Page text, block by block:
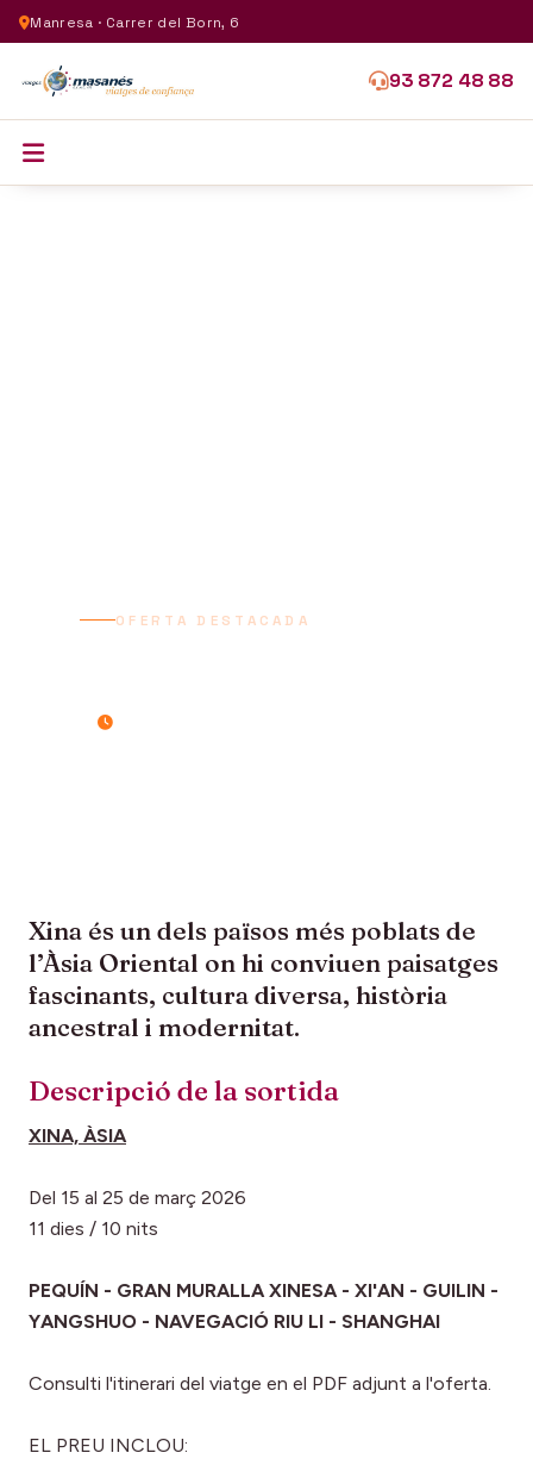
Manresa · Carrer del Born, 6
93 872 48 88
OFERTA DESTACADA
Xina és un dels països més poblats de
l’Àsia Oriental on hi conviuen paisatges
fascinants, cultura diversa, història
ancestral i modernitat.
Descripció de la sortida
XINA, ÀSIA
Del 15 al 25 de març 2026
11 dies / 10 nits
PEQUÍN - GRAN MURALLA XINESA - XI'AN - GUILIN -
YANGSHUO - NAVEGACIÓ RIU LI - SHANGHAI
Consulti l'itinerari del viatge en el PDF adjunt a l'oferta.
EL PREU INCLOU: